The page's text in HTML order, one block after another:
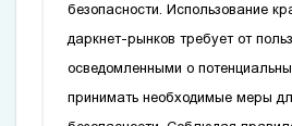
безопасности. Использование
даркнет-рынков требует от
осведомленными о
принимать необходимые меры